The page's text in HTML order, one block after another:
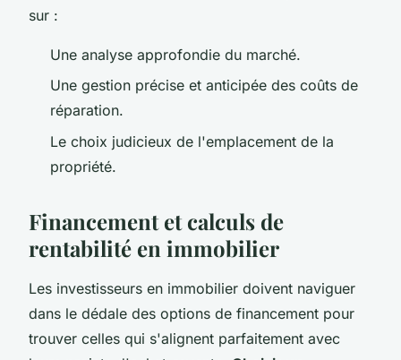
sur :
Une analyse approfondie du marché.
Une gestion précise et anticipée des coûts de
réparation.
Le choix judicieux de l'emplacement de la
propriété.
Financement et calculs de
rentabilité en immobilier
Les investisseurs en immobilier doivent naviguer
dans le dédale des options de financement pour
trouver celles qui s'alignent parfaitement avec